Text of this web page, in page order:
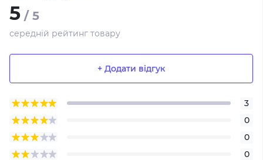
5 / 5
середній рейтинг товару
+ Додати відгук
3
0
0
0